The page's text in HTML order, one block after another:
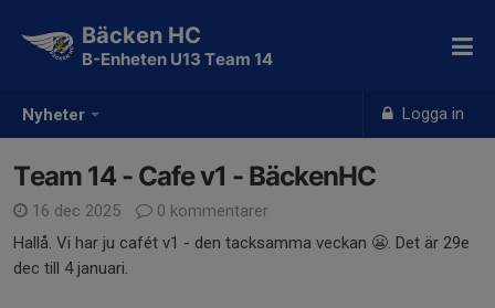
Nyheter Logga in
Bäcken HC
B-Enheten U13 Team 14
Team 14 - Cafe v1 - BäckenHC
16 dec 2025
0 kommentarer
Hallå. Vi har ju cafét v1 - den tacksamma veckan 😬. Det är 29e
dec till 4 januari.